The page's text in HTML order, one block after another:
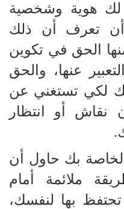
هوية وشخصية
تعرف أن ذلك
الحق في تكوين
عنها، والحق
لكي تستغني عن
نقاش أو انتظار
بك حاول أن
ملائمة أمام
تحتفظ بها لنفسك،